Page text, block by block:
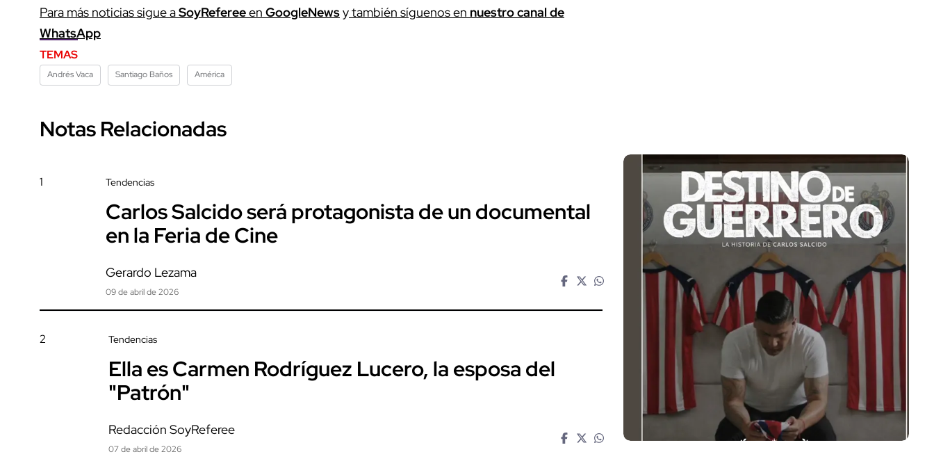
Para más noticias sigue aSoyRefereeen GoogleNewsytambién síguenos en nuestro canal de
WhatsApp
TEMAS
Andrés Vaca Santiago Baños América
Notas Relacionadas
1 Tendencias
Carlos Salcido será protagonista de un documental
en la Feria de Cine
Gerardo Lezama
09 de abril de 2026
2 Tendencias
Ella es Carmen Rodríguez Lucero, la esposa del
"Patrón"
Redacción SoyReferee
07 de abril de 2026